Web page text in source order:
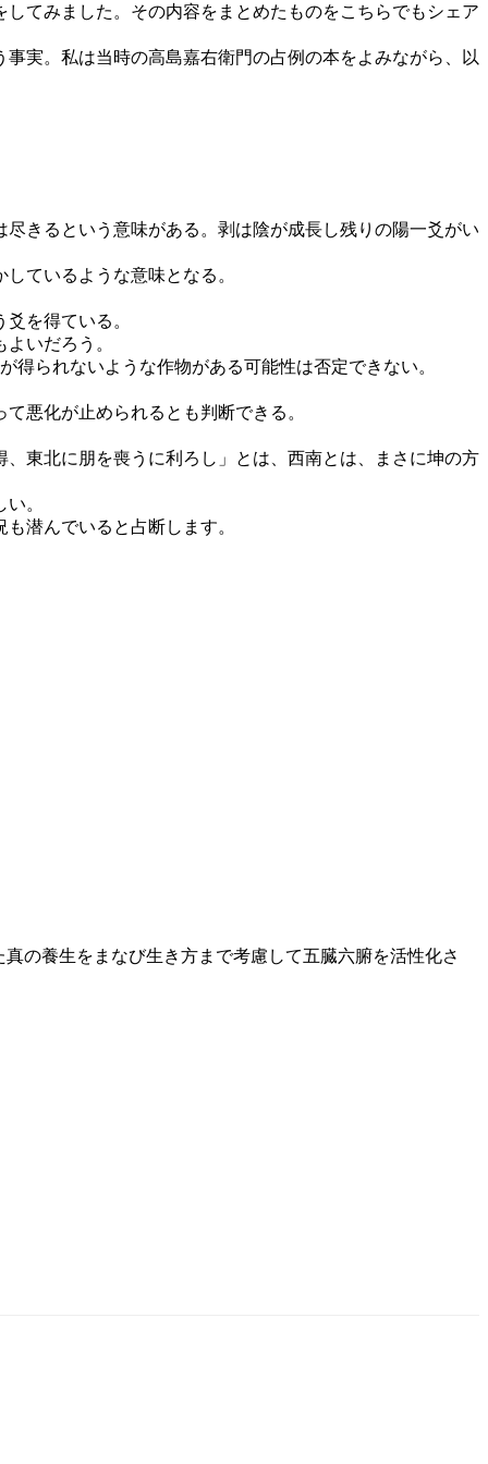
てみました。その内容をまとめたものをこちらでもシェア
実。私は当時の高島嘉右衛門の占例の本をよみながら、以
きるという意味がある。剥は陰が成長し残りの陽一爻がい
ているような意味となる。
を得ている。
いだろう。
られないような作物がある可能性は否定できない。
悪化が止められるとも判断できる。
東北に朋を喪うに利ろし」とは、西南とは、まさに坤の方
。
潜んでいると占断します。
の養生をまなび生き方まで考慮して五臓六腑を活性化さ